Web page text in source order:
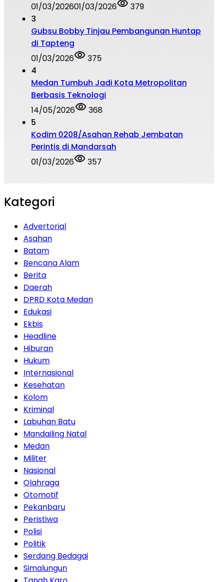
01/03/202601/03/2026
379
3
Gubsu Bobby Tinjau Pembangunan Huntap
di Tapteng
01/03/2026
375
4
Medan Tumbuh Jadi Kota Metropolitan
Berbasis Teknologi
14/05/2026
368
5
Kodim 0208/Asahan Rehab Jembatan
Perintis di Mandarsah
01/03/2026
357
Kategori
Advertorial
Asahan
Batam
Bencana Alam
Berita
Daerah
DPRD Kota Medan
Edukasi
Ekbis
Headline
Hiburan
Hukum
Internasional
Kesehatan
Kolom
Kriminal
Labuhan Batu
Mandailing Natal
Medan
Militer
Nasional
Olahraga
Otomotif
Pekanbaru
Peristiwa
Polisi
Politik
Serdang Bedagai
Simalungun